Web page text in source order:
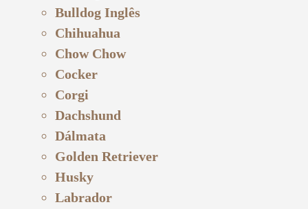
Bulldog Inglês
Chihuahua
Chow Chow
Cocker
Corgi
Dachshund
Dálmata
Golden Retriever
Husky
Labrador